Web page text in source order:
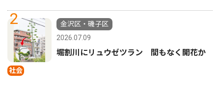
2
社会
金沢区・磯子区
2026.07.09
堀割川にリュウゼツラン 間もなく開花か